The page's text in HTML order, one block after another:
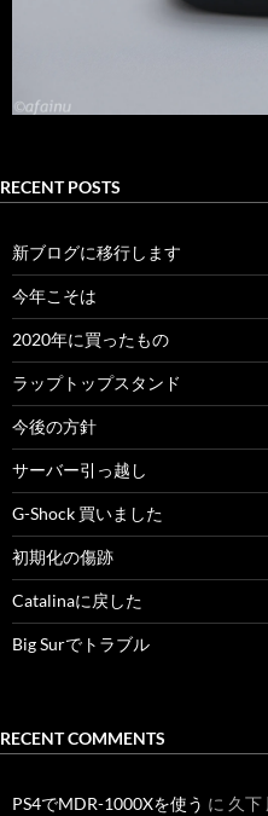
RECENT POSTS
新ブログに移行します
今年こそは
2020年に買ったもの
ラップトップスタンド
今後の方針
サーバー引っ越し
G-Shock 買いました
初期化の傷跡
Catalinaに戻した
Big Surでトラブル
RECENT COMMENTS
PS4でMDR-1000Xを使う に 久下